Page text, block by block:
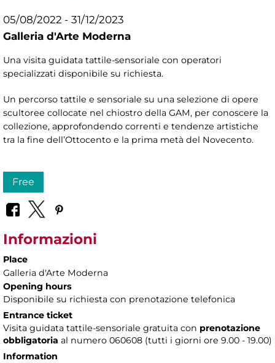
05/08/2022 - 31/12/2023
Galleria d'Arte Moderna
Una visita guidata tattile-sensoriale con operatori
specializzati disponibile su richiesta.
Un percorso tattile e sensoriale su una selezione di opere
scultoree collocate nel chiostro della GAM, per conoscere la
collezione, approfondendo correnti e tendenze artistiche
tra la fine dell’Ottocento e la prima metà del Novecento.
Free
Informazioni
Place
Galleria d'Arte Moderna
Opening hours
Disponibile su richiesta con prenotazione telefonica
Entrance ticket
Visita guidata tattile-sensoriale gratuita con prenotazione
obbligatoria al numero 060608 (tutti i giorni ore 9.00 - 19.00)
Information